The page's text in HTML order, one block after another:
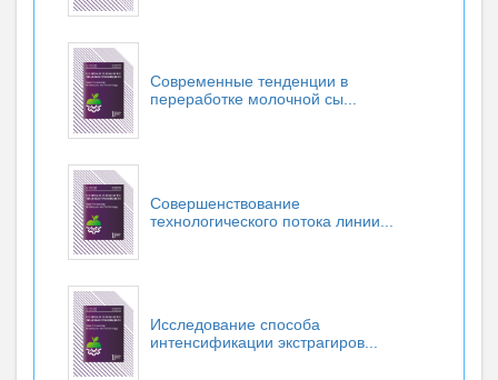
Современные тенденции в
переработке молочной сы...
Совершенствование
технологического потока линии...
Исследование способа
интенсификации экстрагиров...